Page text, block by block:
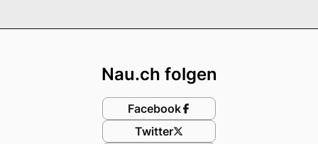
Nau.ch folgen
Facebook
Twitter